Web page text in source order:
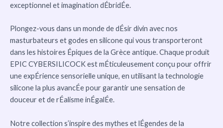
exceptionnel et imagination dÉbridÉe.
Plongez-vous dans un monde de dÉsir divin avec nos
masturbateurs et godes en silicone qui vous transporteront
dans les histoires Épiques de la Grèce antique. Chaque produit
EPIC CYBERSILICOCK est mÉticuleusement conçu pour offrir
une expÉrience sensorielle unique, en utilisant la technologie
silicone la plus avancÉe pour garantir une sensation de
douceur et de rÉalisme inÉgalÉe.
Notre collection s’inspire des mythes et lÉgendes de la